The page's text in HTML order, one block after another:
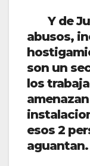
Y de
abusos,
son un
los
esos 2
aguantan.